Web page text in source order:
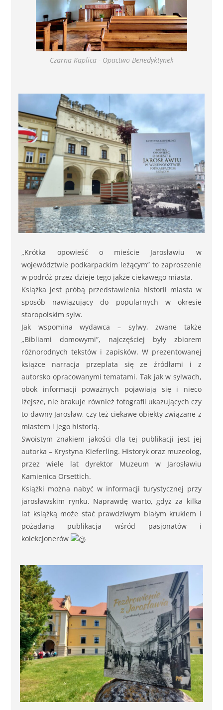
Czarna Kaplica - Opactwo Benedyktynek
„Krótka opowieść o mieście Jarosławiu w
województwie podkarpackim leżącym” to zaproszenie
w podróż przez dzieje tego jakże ciekawego miasta.
Książka jest próbą przedstawienia historii miasta w
sposób nawiązujący do popularnych w okresie
staropolskim sylw.
Jak wspomina wydawca – sylwy, zwane także
„Bibliami domowymi”, najczęściej były zbiorem
różnorodnych tekstów i zapisków. W prezentowanej
książce narracja przeplata się ze źródłami i z
autorsko opracowanymi tematami. Tak jak w sylwach,
obok informacji poważnych pojawiają się i nieco
lżejsze, nie brakuje również fotografii ukazujących czy
to dawny Jarosław, czy też ciekawe obiekty związane z
miastem i jego historią.
Swoistym znakiem jakości dla tej publikacji jest jej
autorka – Krystyna Kieferling. Historyk oraz muzeolog,
przez wiele lat dyrektor Muzeum w Jarosławiu
Kamienica Orsettich.
Książki można nabyć w informacji turystycznej przy
jarosławskim rynku. Naprawdę warto, gdyż za kilka
lat książką może stać prawdziwym białym krukiem i
pożądaną publikacja wśród pasjonatów i
kolekcjonerów